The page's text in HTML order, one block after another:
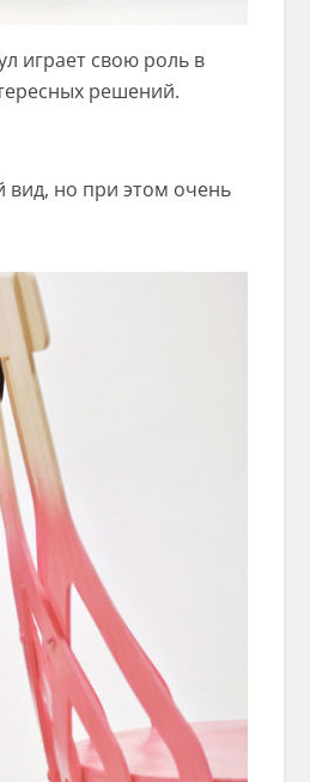
играет свою роль в
решений.
вид, но при этом очень